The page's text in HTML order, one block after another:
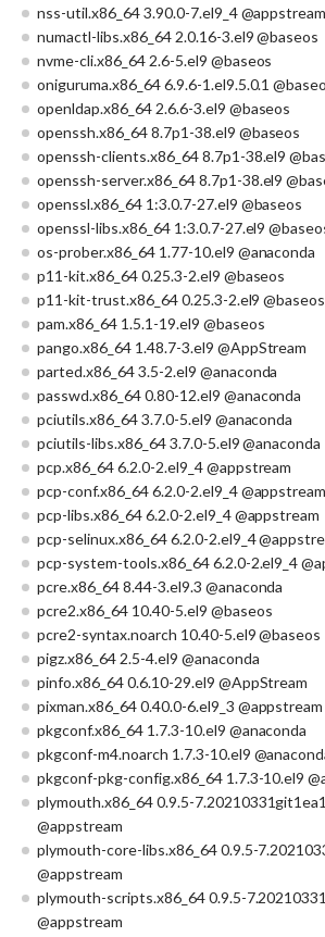
nss-util.x86_64 3.90.0-7.el9_4 @appstream
numactl-libs.x86_64 2.0.16-3.el9 @baseos
nvme-cli.x86_64 2.6-5.el9 @baseos
oniguruma.x86_64 6.9.6-1.el9.5.0.1
openldap.x86_64 2.6.6-3.el9 @baseos
openssh.x86_64 8.7p1-38.el9 @baseos
openssh-clients.x86_64 8.7p1-38.el9
openssh-server.x86_64 8.7p1-38.el9
openssl.x86_64 1:3.0.7-27.el9 @baseos
openssl-libs.x86_64 1:3.0.7-27.el9
os-prober.x86_64 1.77-10.el9 @anaconda
p11-kit.x86_64 0.25.3-2.el9 @baseos
p11-kit-trust.x86_64 0.25.3-2.el9 @baseos
pam.x86_64 1.5.1-19.el9 @baseos
pango.x86_64 1.48.7-3.el9 @AppStream
parted.x86_64 3.5-2.el9 @anaconda
passwd.x86_64 0.80-12.el9 @anaconda
pciutils.x86_64 3.7.0-5.el9 @anaconda
pciutils-libs.x86_64 3.7.0-5.el9 @anaconda
pcp.x86_64 6.2.0-2.el9_4 @appstream
pcp-conf.x86_64 6.2.0-2.el9_4 @appstream
pcp-libs.x86_64 6.2.0-2.el9_4 @appstream
pcp-selinux.x86_64 6.2.0-2.el9_4
pcp-system-tools.x86_64 6.2.0-2.el9_4
pcre.x86_64 8.44-3.el9.3 @anaconda
pcre2.x86_64 10.40-5.el9 @baseos
pcre2-syntax.noarch 10.40-5.el9 @baseos
pigz.x86_64 2.5-4.el9 @anaconda
pinfo.x86_64 0.6.10-29.el9 @AppStream
pixman.x86_64 0.40.0-6.el9_3 @appstream
pkgconf.x86_64 1.7.3-10.el9 @anaconda
pkgconf-m4.noarch 1.7.3-10.el9
pkgconf-pkg-config.x86_64 1.7.3-10.el9
plymouth.x86_64 0.9.5-
@appstream
plymouth-core-libs.x86_64 0.9.5-
@appstream
plymouth-scripts.x86_64 0.9.5-
@appstream